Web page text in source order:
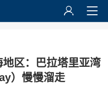
区：巴拉塔里亚湾
）慢慢溜走